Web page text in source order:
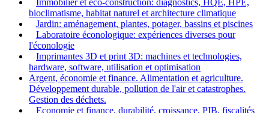
Immobilier et eco-construction: diagnostics, HQE, HPE,
bioclimatisme, habitat naturel et architecture climatique
Jardin: aménagement, plantes, potager, bassins et piscines
Laboratoire éconologique: expériences diverses pour
l'éconologie
Imprimantes 3D et print 3D: machines et technologies,
hardware, software, utilisation et optimisation
Argent, économie et finance. Alimentation et agriculture.
Développement durable, pollution de l'air et catastrophes.
Gestion des déchets.
Economie et finance, durabilité, croissance, PIB, fiscalités